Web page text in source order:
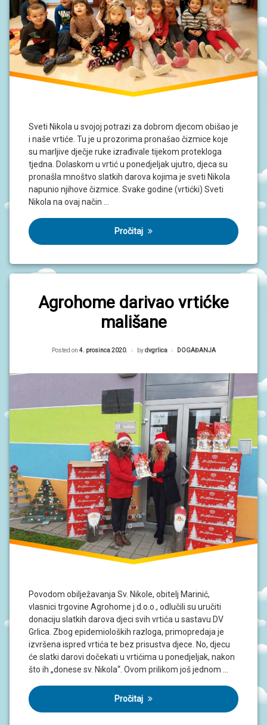
Sveti Nikola u svojoj potrazi za dobrom djecom obišao je
i naše vrtiće. Tu je u prozorima pronašao čizmice koje
su marljive dječje ruke izrađivale tijekom protekloga
tjedna. Dolaskom u vrtić u ponedjeljak ujutro, djeca su
pronašla mnoštvo slatkih darova kojima je sveti Nikola
napunio njihove čizmice. Svake godine (vrtićki) Sveti
Nikola na ovaj način …
Pročitaj
Agrohome darivao vrtićke
mališane
Posted on 4. prosinca 2020. bydvgrlica Kategorije:
DOGAĐANJA
Povodom obilježavanja Sv. Nikole, obitelj Marinić,
vlasnici trgovine Agrohome j.d.o.o., odlučili su uručiti
donaciju slatkih darova djeci svih vrtića u sastavu DV
Grlica. Zbog epidemioloških razloga, primopredaja je
izvršena ispred vrtića te bez prisustva djece. No, djecu
će slatki darovi dočekati u vrtićima u ponedjeljak, nakon
što ih „donese sv. Nikola“. Ovom prilikom još jednom …
Pročitaj